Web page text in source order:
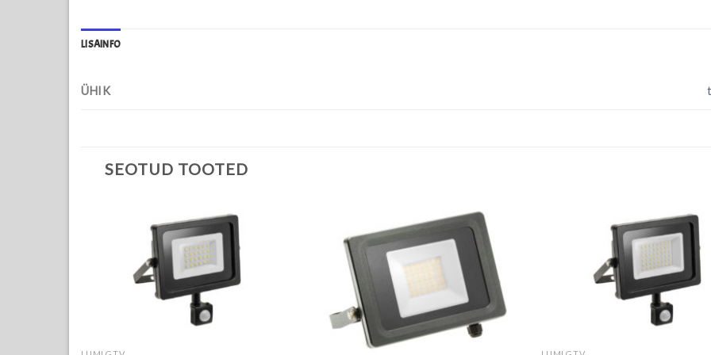
LISAINFO
ÜHIK
SEOTUD TOOTED